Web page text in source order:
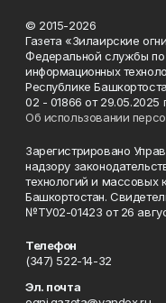
© 2015-2026
Газета «Зилаирские
Федеральной службы
информационных
Республике
02 - 01866 от 29.05.2025
Об использовании
Зарегистрировано
надзору
технологий и массовых
Башкортостан.
№ТУ02-01423 от 26
Телефон
(347) 522-14-32
Эл. почта